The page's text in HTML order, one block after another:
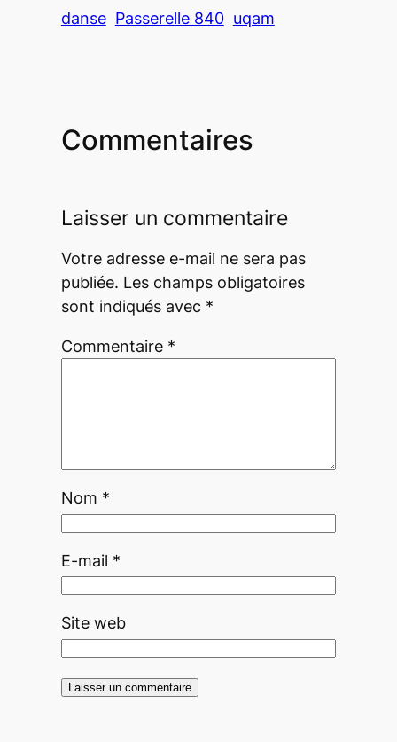
danse Passerelle 840 uqam
Commentaires
Laisser un commentaire
Votre adresse e-mail ne sera pas
publiée. Les champs obligatoires
sont indiqués avec *
Commentaire *
Nom *
E-mail *
Site web